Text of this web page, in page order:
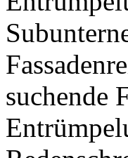
suchende